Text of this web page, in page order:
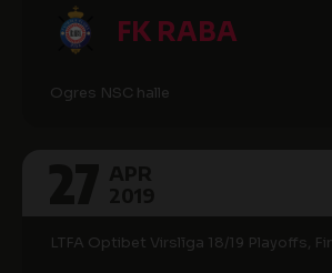
FK RABA
Ogres NSC halle
LTFA Optibet Virslīga 18/19 Playoffs,